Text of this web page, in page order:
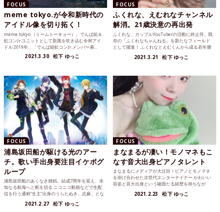
FOCUS
meme tokyo.が令和新時代の
アイドル像を切り拓く！
meme tokyo.（ミームトーキョー）。でんぱ組＆
虹コンJr.ユニットとして新風を吹き込む令和アイ
ドル 2019年、「でんぱ組虹コンJr.メンバー募...
2021.3.30 松下 ゆっこ
FOCUS
ふくれな、えむれなチャンネル
解消。21歳決意の再出発
ふくれな、カップルYouTuberの活動に終止符。既
存の「ふくれなちゃんねる」を新たなフィールド
として躍進！ ふくれなとえむくんから成る若年層
2021.3.21 松下 ゆっこ
FOCUS
浦島坂田船が駆ける光のアー
チ。歌い手出身要注目イケボグ
ループ
浦島坂田船のあくなき挑戦。結成7周年を迎え、未
知なる航海へと舵を切る ニコニコ動画などで生配
信を行う通称“生主”出身のうらたぬき、志麻、とな
2021.2.27 松下 ゆっこ
FOCUS
まなまるが凄い！モノマネもこ
なす音大出身ピアノタレント
まなまるにメディアが大注目！ピアノとモノマネ
を掛け合わせた次世代エンターテイナー かわいい
容姿と音大出身という確固たる経歴を持ちなが
2021.2.23 松下 ゆっこ